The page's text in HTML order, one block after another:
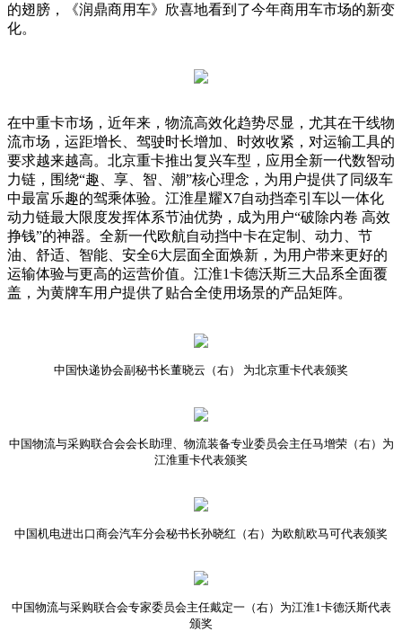
的翅膀，《润鼎商用车》欣喜地看到了今年商用车市场的新变
化。
在中重卡市场，近年来，物流高效化趋势尽显，尤其在干线物
流市场，运距增长、驾驶时长增加、时效收紧，对运输工具的
要求越来越高。北京重卡推出复兴车型，应用全新一代数智动
力链，围绕“趣、享、智、潮”核心理念，为用户提供了同级车
中最富乐趣的驾乘体验。江淮星耀X7自动挡牵引车以一体化
动力链最大限度发挥体系节油优势，成为用户“破除内卷 高效
挣钱”的神器。全新一代欧航自动挡中卡在定制、动力、节
油、舒适、智能、安全6大层面全面焕新，为用户带来更好的
运输体验与更高的运营价值。江淮1卡德沃斯三大品系全面覆
盖，为黄牌车用户提供了贴合全使用场景的产品矩阵。
中国快递协会副秘书长董晓云（右） 为北京重卡代表颁奖
中国物流与采购联合会会长助理、物流装备专业委员会主任马增荣（右）为
江淮重卡代表颁奖
中国机电进出口商会汽车分会秘书长孙晓红（右）为欧航欧马可代表颁奖
中国物流与采购联合会专家委员会主任戴定一（右）为江淮1卡德沃斯代表
颁奖